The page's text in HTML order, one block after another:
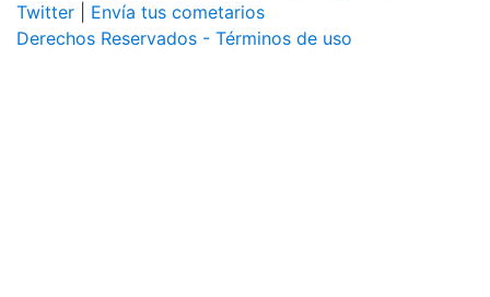
Twitter
Envía tus cometarios
Derechos Reservados - Términos de uso